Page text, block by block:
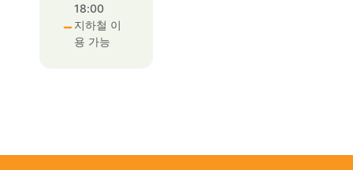
18:00
지하철 이
용 가능